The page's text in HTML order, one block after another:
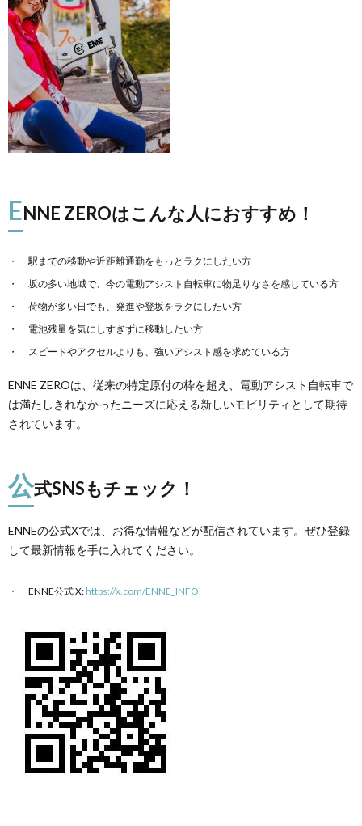
ENNE ZEROはこんな人におすすめ！
駅までの移動や近距離通勤をもっとラクにしたい方
坂の多い地域で、今の電動アシスト自転車に物足りなさを感じている方
荷物が多い日でも、発進や登坂をラクにしたい方
電池残量を気にしすぎずに移動したい方
スピードやアクセルよりも、強いアシスト感を求めている方
ENNE ZEROは、従来の特定原付の枠を超え、電動アシスト自転車で
は満たしきれなかったニーズに応える新しいモビリティとして期待
されています。
公式SNSもチェック！
ENNEの公式Xでは、お得な情報などが配信されています。ぜひ登録
して最新情報を手に入れてください。
ENNE公式 X: https://x.com/ENNE_INFO